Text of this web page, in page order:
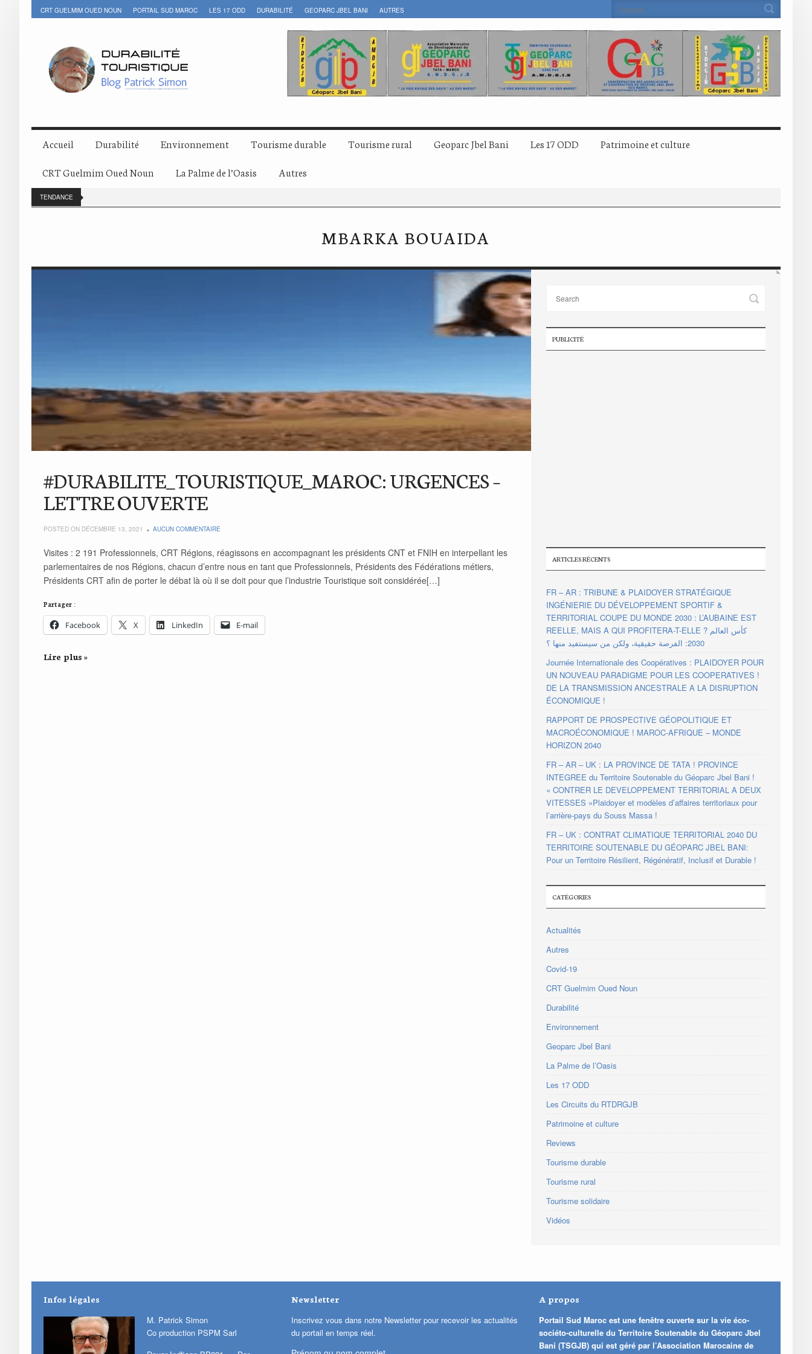
CRT GUELMIM OUED NOUN PORTAIL SUD MAROC LES 17 ODD DURABILITÉ GEOPARC JBEL BANI AUTRES
Accueil Durabilité Environnement Tourisme durable Tourisme rural Geoparc Jbel Bani Les 17 ODD Patrimoine et culture
CRT Guelmim Oued Noun La Palme de l’Oasis Autres
TENDANCE
MBARKA BOUAIDA
#DURABILITE_TOURISTIQUE_MAROC: URGENCES –
LETTRE OUVERTE
POSTED ON DÉCEMBRE 13, 2021 AUCUN COMMENTAIRE
Visites : 2 191 Professionnels, CRT Régions, réagissons en accompagnant les présidents CNT et FNIH en interpellant les
parlementaires de nos Régions, chacun d’entre nous en tant que Professionnels, Présidents des Fédérations métiers,
Présidents CRT afin de porter le débat là où il se doit pour que l’industrie Touristique soit considérée[…]
Partager :
Facebook X LinkedIn E-mail
Lire plus »
PUBLICITÉ
ARTICLES RÉCENTS
FR – AR : TRIBUNE & PLAIDOYER STRATÉGIQUE
INGÉNIERIE DU DÉVELOPPEMENT SPORTIF &
TERRITORIAL COUPE DU MONDE 2030 : L’AUBAINE EST
REELLE, MAIS A QUI PROFITERA-T-ELLE ? كأس العالم
2030: الفرصة حقيقية، ولكن من سيستفيد منها ؟
Journée Internationale des Coopératives : PLAIDOYER POUR
UN NOUVEAU PARADIGME POUR LES COOPERATIVES !
DE LA TRANSMISSION ANCESTRALE A LA DISRUPTION
ÉCONOMIQUE !
RAPPORT DE PROSPECTIVE GÉOPOLITIQUE ET
MACROÉCONOMIQUE ! MAROC-AFRIQUE – MONDE
HORIZON 2040
FR – AR – UK : LA PROVINCE DE TATA ! PROVINCE
INTEGREE du Territoire Soutenable du Géoparc Jbel Bani !
« CONTRER LE DEVELOPPEMENT TERRITORIAL A DEUX
VITESSES »Plaidoyer et modèles d’affaires territoriaux pour
l’arrière-pays du Souss Massa !
FR – UK : CONTRAT CLIMATIQUE TERRITORIAL 2040 DU
TERRITOIRE SOUTENABLE DU GÉOPARC JBEL BANI:
Pour un Territoire Résilient, Régénératif, Inclusif et Durable !
CATÉGORIES
Actualités
Autres
Covid-19
CRT Guelmim Oued Noun
Durabilité
Environnement
Geoparc Jbel Bani
La Palme de l’Oasis
Les 17 ODD
Les Circuits du RTDRGJB
Patrimoine et culture
Reviews
Tourisme durable
Tourisme rural
Tourisme solidaire
Vidéos
Infos légales
M. Patrick Simon
Co production PSPM Sarl
Newsletter
Inscrivez vous dans notre Newsletter pour recevoir les actualités
du portail en temps réel.
A propos
Portail Sud Maroc est une fenêtre ouverte sur la vie éco-
sociéto-culturelle du Territoire Soutenable du Géoparc Jbel
Bani (TSGJB) qui est géré par l’Association Marocaine de